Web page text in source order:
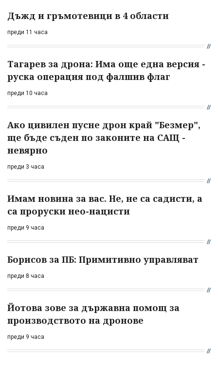
Дъжд и гръмотевици в 4 области
преди 11 часа
Тагарев за дрона: Има още една версия -
руска операция под фалшив флаг
преди 10 часа
Ако цивилен пусне дрон край "Безмер",
ще бъде съден по законите на САЩ -
невярно
преди 3 часа
Имам новина за вас. Не, не са садисти, а
са проруски нео-нацисти
преди 9 часа
Борисов за ПБ: Примитивно управляват
преди 8 часа
Йотова зове за държавна помощ за
производството на дронове
преди 9 часа